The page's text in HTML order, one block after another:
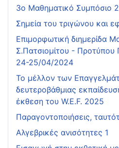
3ο Μαθηματικό Συμπόσιο
Σημεία του τριγώνου και
Επιμορφωτική διημερίδα
Σ.Πατσιομίτου -
24-25/04/2024
Το μέλλον των
δευτεροβάθμιας
έκθεση του W.E.F. 2025
Παραγοντοποιήσεις,
Αλγεβρικές ανισότητες 1